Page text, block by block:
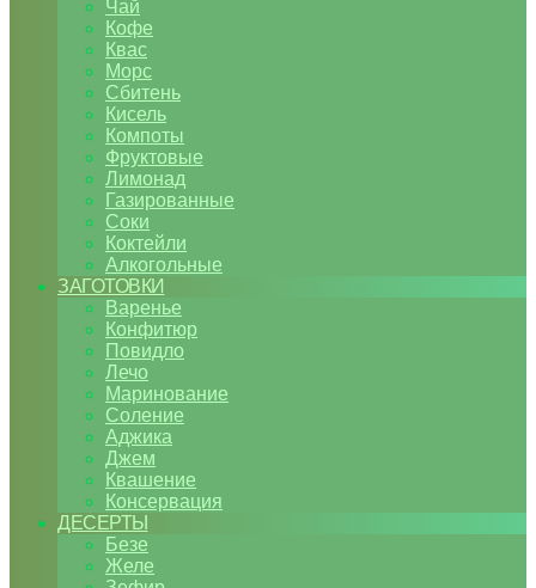
Чай
Кофе
Квас
Морс
Сбитень
Кисель
Компоты
Фруктовые
Лимонад
Газированные
Соки
Коктейли
Алкогольные
ЗАГОТОВКИ
Варенье
Конфитюр
Повидло
Лечо
Маринование
Соление
Аджика
Джем
Квашение
Консервация
ДЕСЕРТЫ
Безе
Желе